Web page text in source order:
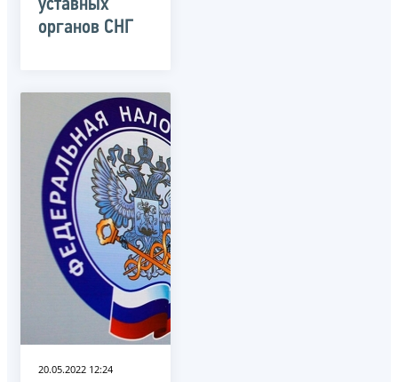
уставных
органов СНГ
20.05.2022 12:24